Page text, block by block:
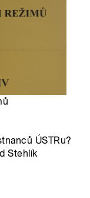
ÚSTRu?
Stehlík